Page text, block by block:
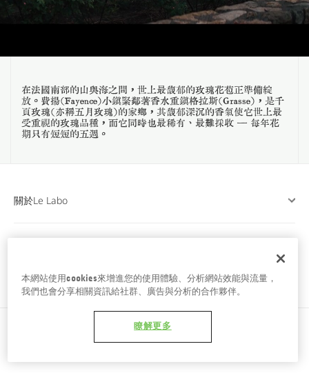
影像紀錄
在法國南部的山與海之間，世上最馥郁的玫瑰花苞正準備綻
放。費揚（Fayence）小鎮緊鄰著香水重鎮格拉斯（Grasse），是千
頁玫瑰（亦稱五月玫瑰）的家鄉，其馥郁深沉的香氣使它世上最
受重視的玫瑰品種，而它同時也最稀有、最難採收 — 每年花
期只有短短的五週。
關於Le Labo
與我們相見
© Le Labo Fragrances 全球版權所有
本網站使用cookies來增進您的使用體驗、分析網站效能與流量，
我們也會分享相關資訊給社群、廣告與分析的合作夥伴。
瞭解更多